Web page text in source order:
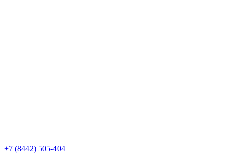
+7 (8442) 505-404